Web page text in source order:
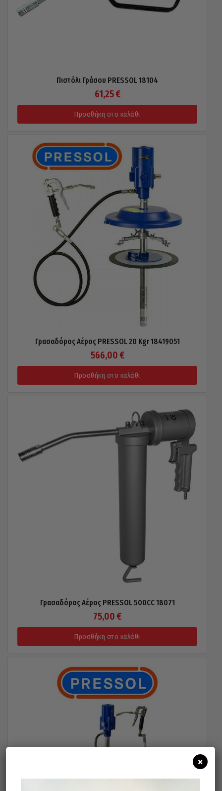
Πιστόλι Γράσου PRESSOL 18104
61,25€
Προσθήκη στο καλάθι
Γρασαδόρος Αέρος PRESSOL 20 Kgr 18419051
566,00 €
Προσθήκη στο καλάθι
Γρασαδόρος Αέρος PRESSOL 500CC 18071
75,00 €
Προσθήκη στο καλάθι
×